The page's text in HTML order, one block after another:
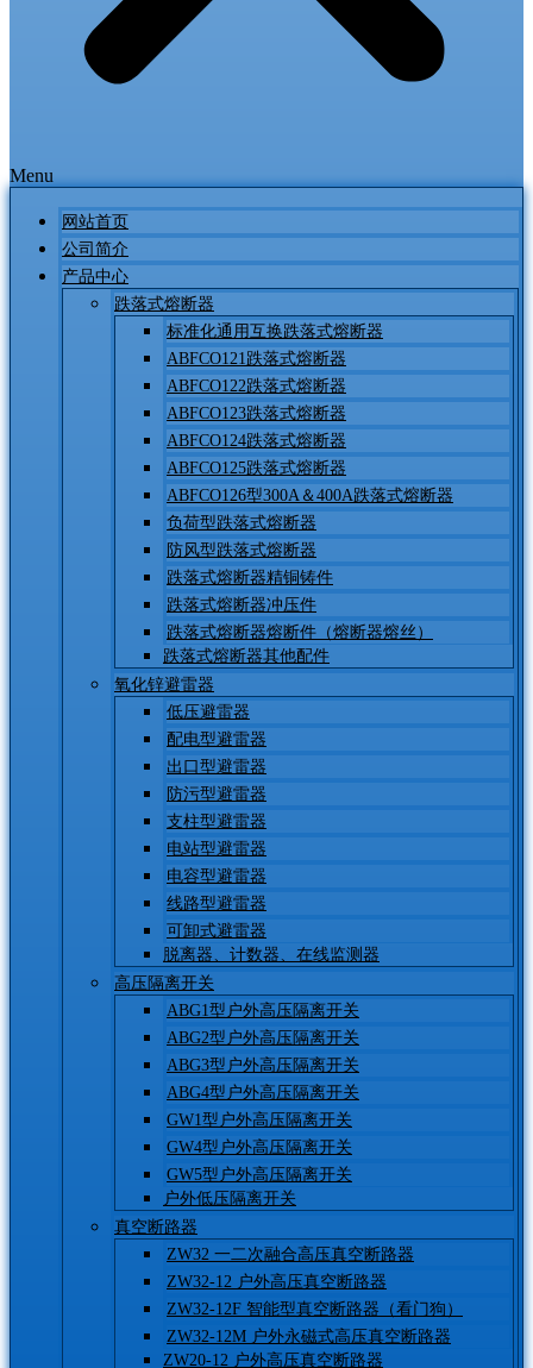
Menu
网站首页
公司简介
产品中心
跌落式熔断器
标准化通用互换跌落式熔断器
ABFCO121跌落式熔断器
ABFCO122跌落式熔断器
ABFCO123跌落式熔断器
ABFCO124跌落式熔断器
ABFCO125跌落式熔断器
ABFCO126型300A＆400A跌落式熔断器
负荷型跌落式熔断器
防风型跌落式熔断器
跌落式熔断器精铜铸件
跌落式熔断器冲压件
跌落式熔断器熔断件（熔断器熔丝）
跌落式熔断器其他配件
氧化锌避雷器
低压避雷器
配电型避雷器
出口型避雷器
防污型避雷器
支柱型避雷器
电站型避雷器
电容型避雷器
线路型避雷器
可卸式避雷器
脱离器、计数器、在线监测器
高压隔离开关
ABG1型户外高压隔离开关
ABG2型户外高压隔离开关
ABG3型户外高压隔离开关
ABG4型户外高压隔离开关
GW1型户外高压隔离开关
GW4型户外高压隔离开关
GW5型户外高压隔离开关
户外低压隔离开关
真空断路器
ZW32 一二次融合高压真空断路器
ZW32-12 户外高压真空断路器
ZW32-12F 智能型真空断路器（看门狗）
ZW32-12M 户外永磁式高压真空断路器
ZW20-12 户外高压真空断路器